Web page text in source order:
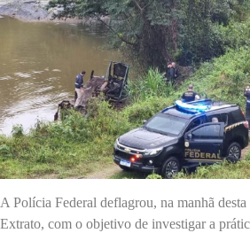
A Polícia Federal deflagrou, na manhã
Extrato, com o objetivo de investigar a